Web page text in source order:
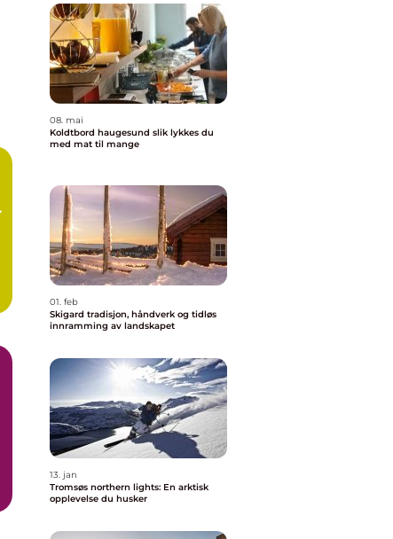
08. mai
Koldtbord haugesund slik lykkes du
med mat til mange
01. feb
Skigard tradisjon, håndverk og tidløs
innramming av landskapet
13. jan
Tromsøs northern lights: En arktisk
opplevelse du husker